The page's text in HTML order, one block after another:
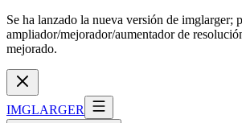
Se ha lanzado la nueva versión de imglarger;
ampliador/mejorador/aumentador de
mejorado.
IMGLARGER